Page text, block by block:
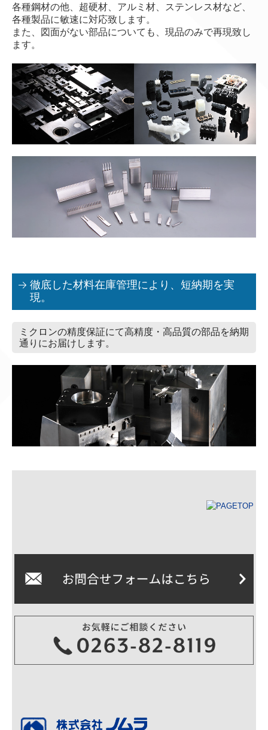
主要設備
採用情報
応募フォーム
お問合せ
個人情報保護方針
各種鋼材の他、超硬材、アルミ材、ステンレス材など、
各種製品に敏速に対応致します。
また、図面がない部品についても、現品のみで再現致し
ます。
徹底した材料在庫管理により、短納期を実
現。
ミクロンの精度保証にて高精度・高品質の部品を納期
通りにお届けします。